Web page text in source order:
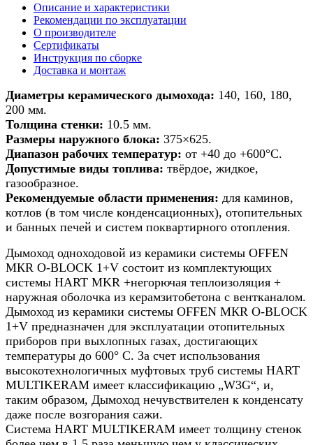
керамики
банной
печи/
печи/
камина/
котла
d
160мм
h
6м
Описание и характеристики
Рекомендации по эксплуатации
О производителе
Сертификаты
Инструкция по сборке
Доставка и монтаж
Диаметры керамического дымохода: 140, 160, 180,
200 мм.
Толщина стенки: 10.5 мм.
Размеры наружного блока: 375×625.
Диапазон рабочих температур: от +40 до +600°С.
Допустимые виды топлива: твёрдое, жидкое,
газообразное.
Рекомендуемые области применения: для каминов,
котлов (в том числе конденсационных), отопительных
и банных печей и систем поквартирного отопления.
Дымоход одноходовой из керамики системы OFFEN
МКR O-BLOCK 1+V состоит из комплектующих
системы HART MKR +негорючая теплоизоляция +
наружная оболочка из керамзитобетона с вентканалом.
Дымоход из керамики системы OFFEN МКR O-BLOCK
1+V предназначен для эксплуатации отопительных
приборов при выхлопных газах, достигающих
температуры до 600° C. За счет использования
высокотехнологичных муфтовых труб системы HART
MULTIKERAM имеет классификацию „W3G“, и,
таким образом, Дымоход нечувствителен к конденсату
даже после возгорания сажи.
Система HART MULTIKERAM имеет толщину стенок